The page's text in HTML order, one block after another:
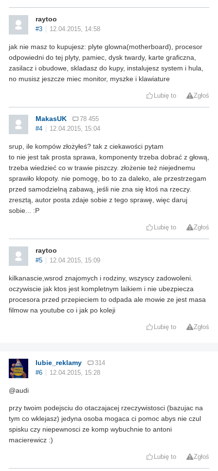
raytoo
#3 12.04.2015, 14:58
jak nie masz to kupujesz: plyte glowna(motherboard), procesor
odpowiedni do tej plyty, pamiec, dysk twardy, karte graficzna,
zasilacz i obudowe, skladasz do kupy, instalujesz system i hula,
no musisz jeszcze miec monitor, myszke i klawiature
Lubię to Zgłoś
MakasUK
78 455
#4
12.04.2015, 15:04
srup, ile kompów złożyłeś? tak z ciekawości pytam
to nie jest tak prosta sprawa, komponenty trzeba dobrać z głową,
trzeba wiedzieć co w trawie piszczy. złożenie też niejednemu
sprawiło kłopoty. nie pomogę, bo to za daleko, ale przestrzegam
przed samodzielną zabawą, jeśli nie zna się ktoś na rzeczy.
zresztą, autor posta zdaje sobie z tego sprawę, więc daruj
sobie... :P
Lubię to Zgłoś
raytoo
#5 12.04.2015, 15:09
kilkanascie,wsrod znajomych i rodziny, wszyscy zadowoleni.
oczywiscie jak ktos jest kompletnym laikiem i nie ubezpiecza
procesora przed przepieciem to odpada ale mowie ze jest masa
filmow na youtube co i jak po koleji
Lubię to Zgłoś
lubie_reklamy
314
#6
12.04.2015, 15:28
@audi
przy twoim podejsciu do otaczajacej rzeczywistosci (bazujac na
tym co wklejasz) jedyna osoba mogaca ci pomoc abys nie czul
spisku czy niepewnosci ze komp wybuchnie to antoni
macierewicz :)
Lubię to Zgłoś